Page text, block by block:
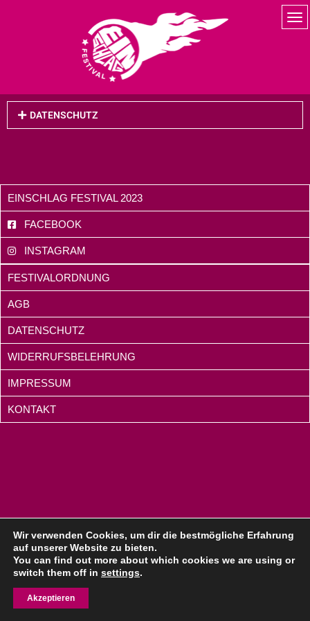
DATENSCHUTZ
EINSCHLAG FESTIVAL 2023
FACEBOOK
INSTAGRAM
FESTIVALORDNUNG
AGB
DATENSCHUTZ
WIDERRUFSBELEHRUNG
IMPRESSUM
KONTAKT
Wir verwenden Cookies, um dir die bestmögliche Erfahrung
auf unserer Website zu bieten.
You can find out more about which cookies we are using or
switch them off in settings.
Akzeptieren